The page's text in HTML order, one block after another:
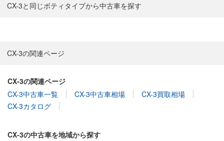
CX-3と同じボティタイプから中古車を探す
CX-3の関連ページ
CX-3の関連ページ
CX-3中古車一覧
CX-3中古車相場
CX-3買取相場
CX-3カタログ
CX-3の中古車を地域から探す